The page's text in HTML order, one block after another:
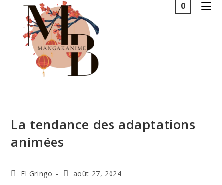
0
La tendance des adaptations
animées
Auteur/autrice
El Gringo
Dernière
août 27, 2024